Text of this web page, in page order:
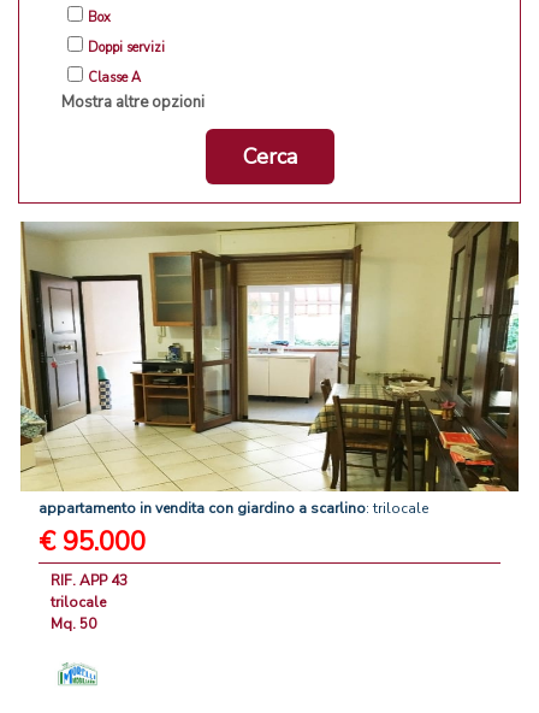
Box
Doppi servizi
Classe A
Mostra altre opzioni
Cerca
appartamento invendita con giardino a scarlino: trilocale
€ 95.000
RIF. APP 43
trilocale
Mq. 50